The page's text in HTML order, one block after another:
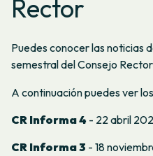
Rector
Puedes conocer las noticias
semestral del Consejo
A continuación puedes ver
CR Informa 4 - 22 abril
CR Informa 3 - 18